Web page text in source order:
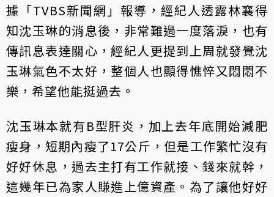
據「TVBS新聞網」報導，經紀人透露林襄得
知沈玉琳的消息後，非常難過一度落淚，也有
傳訊息表達關心，經紀人更提到上周就發覺沈
玉琳氣色不太好，整個人也顯得憔悴又悶悶不
樂，希望他能挺過去。
沈玉琳本就有B型肝炎，加上去年底開始減肥
瘦身，短期內瘦了17公斤，但是工作繁忙沒有
好好休息，過去主打有工作就接、錢來就幹，
這幾年已為家人賺進上億資產。為了讓他好好